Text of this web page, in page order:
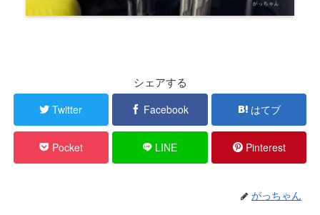
シェアする
Twitter Facebook はてブ
Pocket LINE Pinterest
がっちゃん